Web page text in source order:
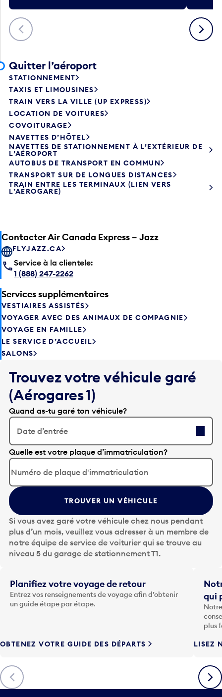
Précédent Suivant
Quitter l’aéroport
STATIONNEMENT
TAXIS ET LIMOUSINES
TRAIN VERS LA VILLE (UP EXPRESS)
LOCATION DE VOITURES
COVOITURAGE
NAVETTES D’HÔTEL
NAVETTES DE STATIONNEMENT À L’EXTÉRIEUR DE
L’AÉROPORT
AUTOBUS DE TRANSPORT EN COMMUN
TRANSPORT SUR DE LONGUES DISTANCES
TRAIN ENTRE LES TERMINAUX (LIEN VERS
L’AÉROGARE)
Contacter Air Canada Express – Jazz
FLYJAZZ.CA
Service à la clientele:
1 (888) 247-2262
Services supplémentaires
VESTIAIRES ASSISTÉS
VOYAGER AVEC DES ANIMAUX DE COMPAGNIE
VOYAGE EN FAMILLE
LE SERVICE D’ACCUEIL
SALONS
Trouvez votre véhicule garé
(Aérogares 1)
Quand as-tu garé ton véhicule?
Date d’entrée
A
p
p
u
y
e
z
s
u
r
l
t
o
u
F
è
c
h
Quelle est votre plaque d’immatriculation?
TROUVER UN VÉHICULE
Si vous avez garé votre véhicule chez nous pendant
plus d’un mois, veuillez vous adresser à un membre de
notre équipe de service de voiturier qui se trouve au
niveau 5 du garage de stationnement T1.
Précédent
Planifiez votre voyage de retour
Entrez vos renseignements de voyage afin d’obtenir
un guide étape par étape.
OBTENEZ VOTRE GUIDE DES DÉPARTS
qui
plus
LISEZ